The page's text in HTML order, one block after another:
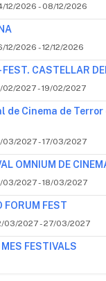
12/2026 - 08/12/2026
12/2026 - 12/12/2026
FEST. CASTELLAR
02/2027 - 19/02/2027
de Cinema de Terror
03/2027 - 17/03/2027
OMNIUM DE
03/2027 - 18/03/2027
FORUM FEST
03/2027 - 27/03/2027
MES FESTIVALS